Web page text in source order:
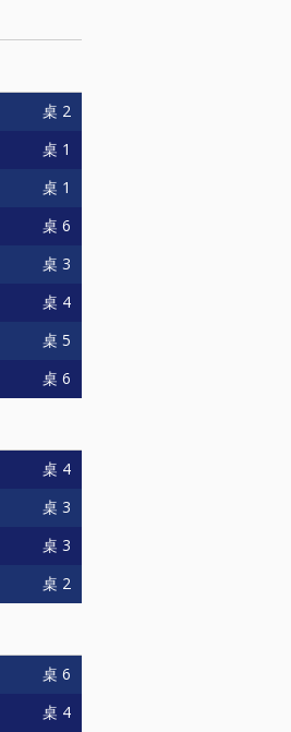
桌 2
桌 1
桌 1
桌 6
桌 3
桌 4
桌 5
桌 6
桌 4
桌 3
桌 3
桌 2
桌 6
桌 4